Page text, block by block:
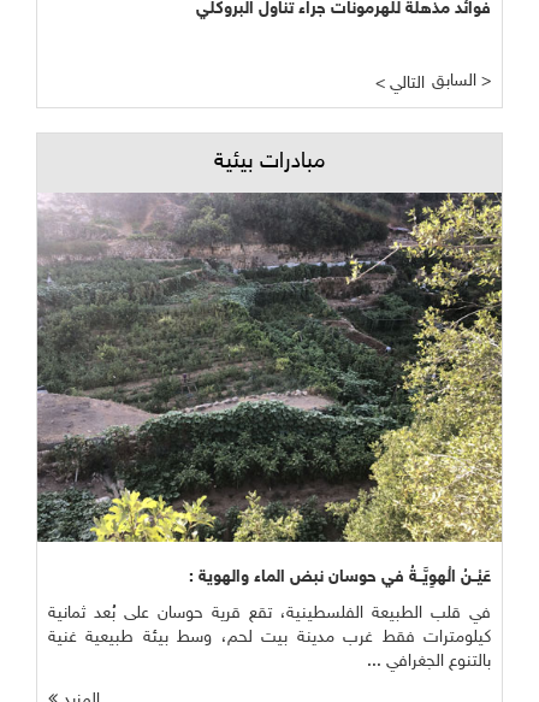
فوائد مذهلة للهرمونات جراء تناول البروكلي
< التالي السابق >
مبادرات بيئية
عَيْــنُ الْهوِيَّــةُ في حوسان نبض الماء والهوية :
في قلب الطبيعة الفلسطينية، تقع قرية حوسان على بُعد ثمانية
كيلومترات فقط غرب مدينة بيت لحم، وسط بيئة طبيعية غنية
بالتنوع الجغرافي ...